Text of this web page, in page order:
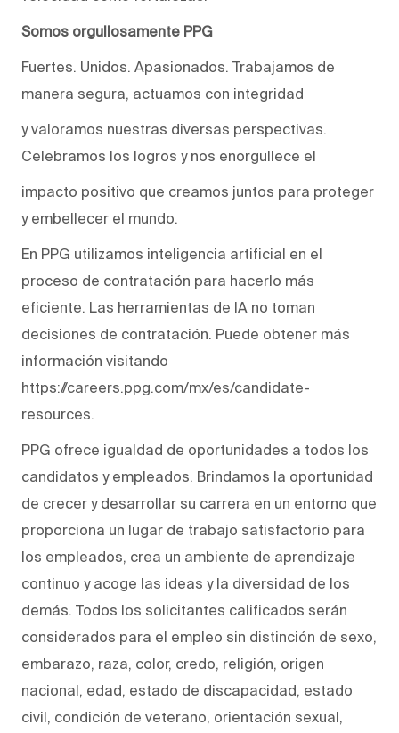
Somos orgullosamente PPG
Fuertes. Unidos. Apasionados. Trabajamos de
manera segura, actuamos con integridad
y valoramos nuestras diversas perspectivas.
Celebramos los logros y nos enorgullece el
impacto positivo que creamos juntos para proteger
y embellecer el mundo.
En PPG utilizamos inteligencia artificial en el
proceso de contratación para hacerlo más
eficiente. Las herramientas de IA no toman
decisiones de contratación. Puede obtener más
información visitando
https://careers.ppg.com/mx/es/candidate-
resources.
PPG ofrece igualdad de oportunidades a todos los
candidatos y empleados. Brindamos la oportunidad
de crecer y desarrollar su carrera en un entorno que
proporciona un lugar de trabajo satisfactorio para
los empleados, crea un ambiente de aprendizaje
continuo y acoge las ideas y la diversidad de los
demás. Todos los solicitantes calificados serán
considerados para el empleo sin distinción de sexo,
embarazo, raza, color, credo, religión, origen
nacional, edad, estado de discapacidad, estado
civil, condición de veterano, orientación sexual,